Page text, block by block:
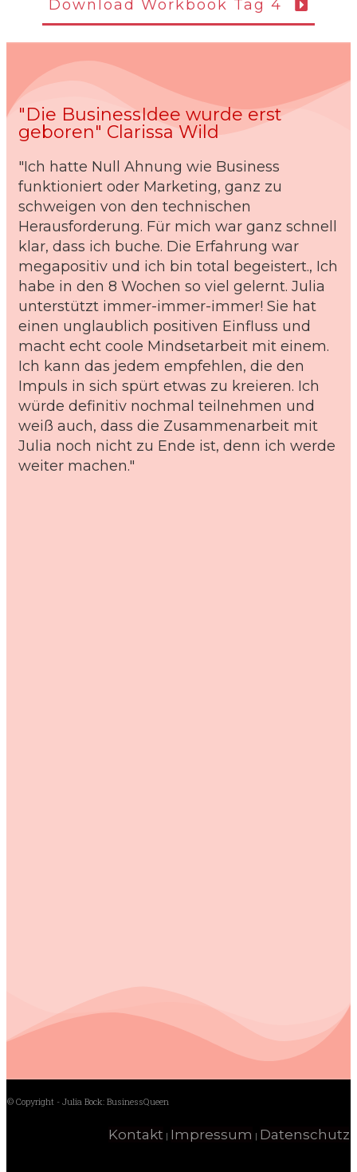
Download Workbook Tag 4
"Die BusinessIdee wurde erst
geboren" Clarissa Wild
"Ich hatte Null Ahnung wie Business
funktioniert oder Marketing, ganz zu
schweigen von den technischen
Herausforderung. Für mich war ganz schnell
klar, dass ich buche. Die Erfahrung war
megapositiv und ich bin total begeistert., Ich
habe in den 8 Wochen so viel gelernt. Julia
unterstützt immer-immer-immer! Sie hat
einen unglaublich positiven Einfluss und
macht echt coole Mindsetarbeit mit einem.
Ich kann das jedem empfehlen, die den
Impuls in sich spürt etwas zu kreieren. Ich
würde definitiv nochmal teilnehmen und
weiß auch, dass die Zusammenarbeit mit
Julia noch nicht zu Ende ist, denn ich werde
weiter machen."
© Copyright - Julia Bock: BusinessQueen
Kontakt | Impressum | Datenschutz